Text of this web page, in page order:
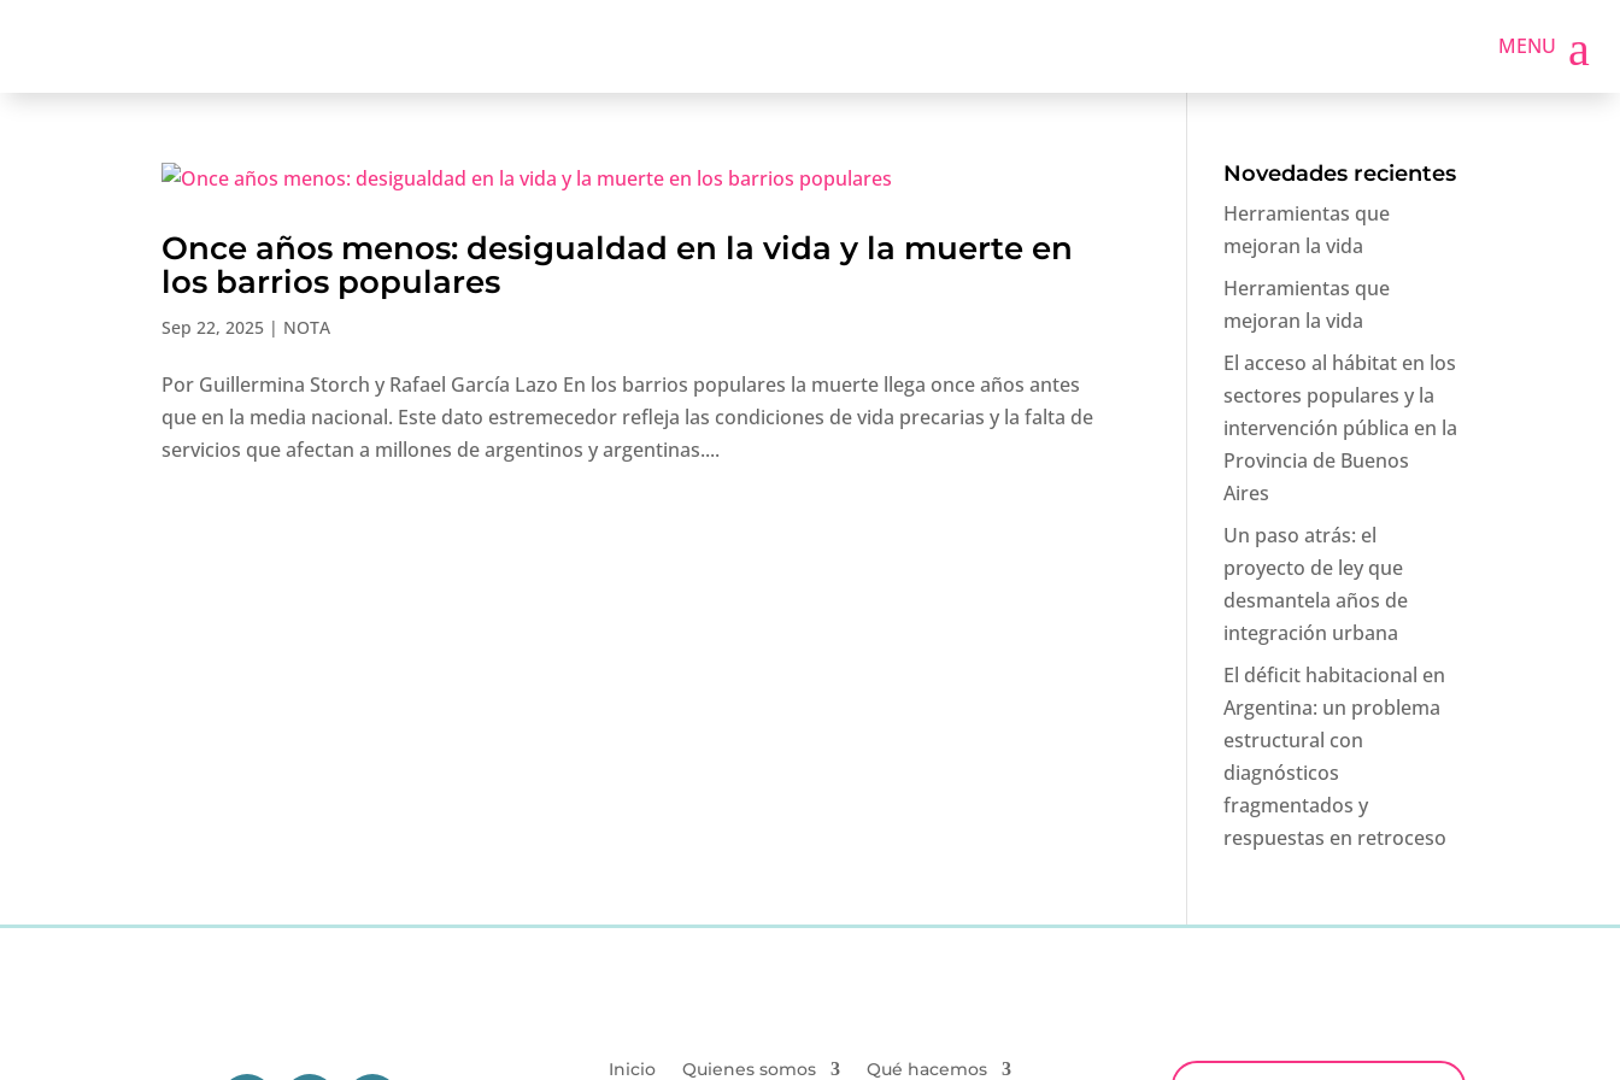
MENU a
Once años menos: desigualdad en la vida y la muerte en
los barrios populares
Sep 22, 2025 | NOTA
Por Guillermina Storch y Rafael García Lazo En los barrios populares la muerte llega once años antes
que en la media nacional. Este dato estremecedor refleja las condiciones de vida precarias y la falta de
servicios que afectan a millones de argentinos y argentinas....
Novedades recientes
Herramientas que
mejoran la vida
Herramientas que
mejoran la vida
El acceso al hábitat en los
sectores populares y la
intervención pública en la
Provincia de Buenos
Aires
Un paso atrás: el
proyecto de ley que
desmantela años de
integración urbana
El déficit habitacional en
Argentina: un problema
estructural con
diagnósticos
fragmentados y
respuestas en retroceso
Inicio Quienes somos Qué hacemos